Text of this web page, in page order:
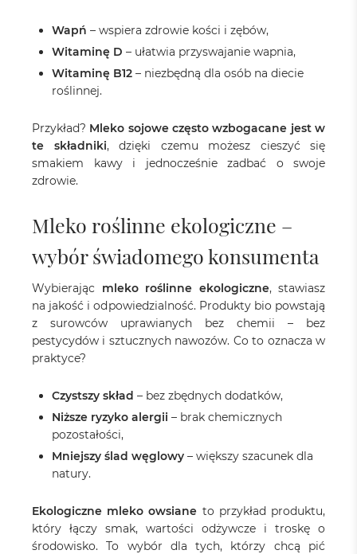
Wapń – wspiera zdrowie kości i zębów,
Witaminę D – ułatwia przyswajanie wapnia,
Witaminę B12 – niezbędną dla osób na diecie
roślinnej.
Przykład? Mleko sojowe często wzbogacane jest w
te składniki, dzięki czemu możesz cieszyć się
smakiem kawy i jednocześnie zadbać o swoje
zdrowie.
Mleko roślinne ekologiczne –
wybór świadomego konsumenta
Wybierając mleko roślinne ekologiczne, stawiasz
na jakość i odpowiedzialność. Produkty bio powstają
z surowców uprawianych bez chemii – bez
pestycydów i sztucznych nawozów. Co to oznacza w
praktyce?
Czystszy skład – bez zbędnych dodatków,
Niższe ryzyko alergii – brak chemicznych
pozostałości,
Mniejszy ślad węglowy – większy szacunek dla
natury.
Ekologiczne mleko owsiane to przykład produktu,
który łączy smak, wartości odżywcze i troskę o
środowisko. To wybór dla tych, którzy chcą pić